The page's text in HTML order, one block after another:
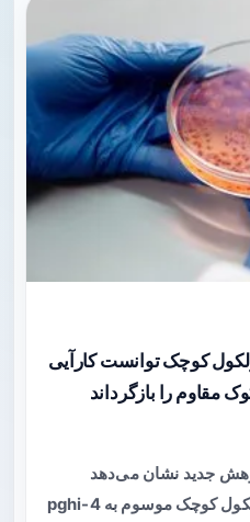
کوچک توانست کارآیی
مقاوم را بازگرداند
جدید نشان می‌دهد
ترکیب وانکومایسین با یک مولکول کوچک موسوم به pghi-4